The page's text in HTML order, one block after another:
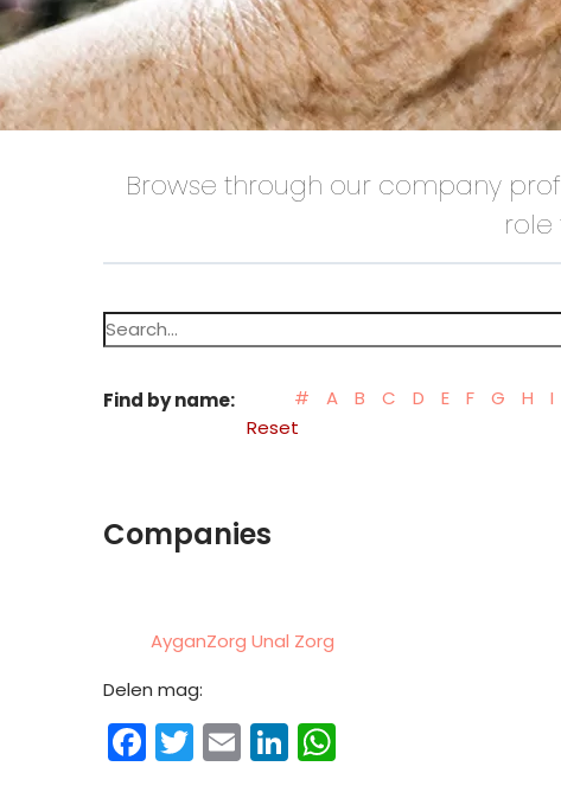
Browse through our company
role
Search
for:
Find by name:
# A B C D E F G H I
Reset
Companies
AyganZorg Unal Zorg
Delen mag:
Facebook
Twitter
EmailLinkedIn